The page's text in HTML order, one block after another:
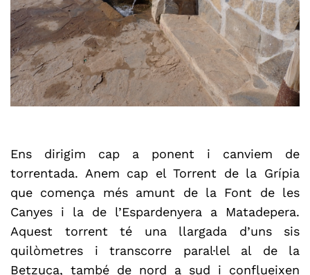
Ens dirigim cap a ponent i canviem de
torrentada. Anem cap el Torrent de la Grípia
que comença més amunt de la Font de les
Canyes i la de l’Espardenyera a Matadepera.
Aquest torrent té una llargada d’uns sis
quilòmetres i transcorre paral·lel al de la
Betzuca, també de nord a sud i conflueixen